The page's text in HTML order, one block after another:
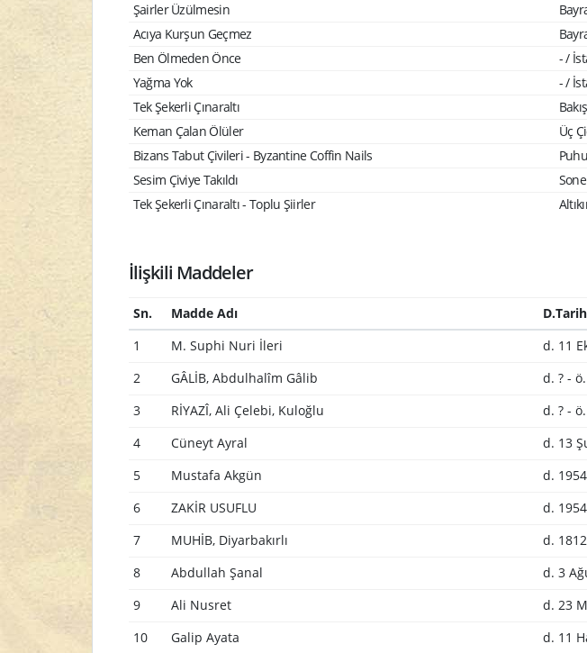
Şairler Üzülmesin
Acıya Kurşun Geçmez
Ben Ölmeden Önce
- /
Yağma Yok
- /
Tek Şekerli Çınaraltı
Keman Çalan Ölüler
Üç
Bizans Tabut Çivileri - Byzantine Coffin Nails
Sesim Çiviye Takıldı
Tek Şekerli Çınaraltı - Toplu Şiirler
İlişkili Maddeler
Sn. Madde Adı
1
M. Suphi Nuri İleri d. 11
2 GÂLİB, Abdulhalîm Gâlib d. ? -
3 RİYAZÎ, Ali Çelebi, Kuloğlu d. ? -
4 Cüneyt Ayral d. 13
5 Mustafa Akgün d.
6 ZAKİR USUFLU d.
7 MUHİB, Diyarbakırlı d.
8 Abdullah Şanal d. 3
9 Ali Nusret d. 23
10 Galip Ayata d. 11